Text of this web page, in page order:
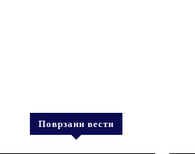
Поврзани вести